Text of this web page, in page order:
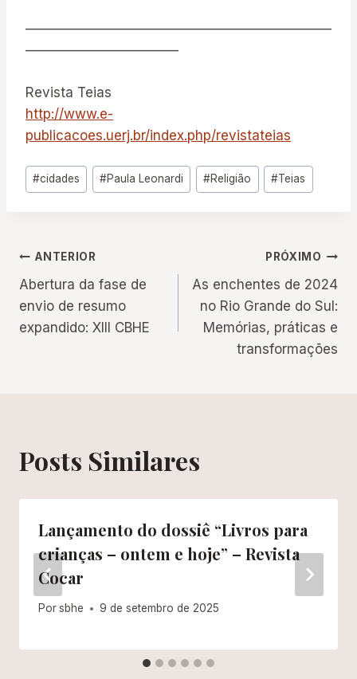
________________________________________________
________________________
Revista Teias
http://www.e-
publicacoes.uerj.br/index.php/revistateias
Tags
do
#cidades #Paula Leonardi #Religião #Teias
Navegação
de
Post
ANTERIOR
Abertura da fase de
envio de resumo
expandido: XIII CBHE
PRÓXIMO
As enchentes de 2024
no Rio Grande do Sul:
Memórias, práticas e
transformações
Posts Similares
Lançamento do dossiê “Livros para
crianças – ontem e hoje” – Revista
Cocar
Porsbhe 9 de setembro de 2025